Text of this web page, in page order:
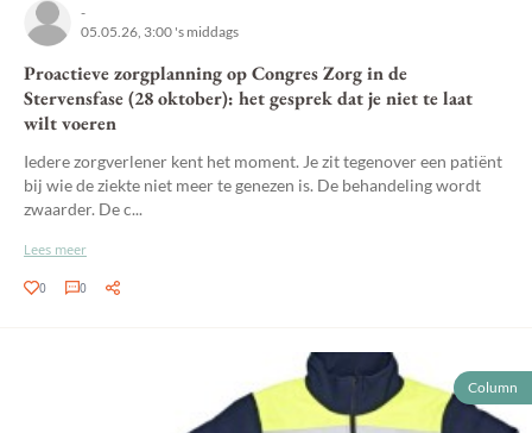
-
05.05.26, 3:00 's middags
Proactieve zorgplanning op Congres Zorg in de
Stervensfase (28 oktober): het gesprek dat je niet te laat
wilt voeren
Iedere zorgverlener kent het moment. Je zit tegenover een patiënt
bij wie de ziekte niet meer te genezen is. De behandeling wordt
zwaarder. De c...
Lees meer
0 0
Column